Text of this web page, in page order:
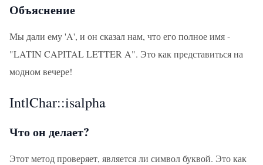
Объяснение
Мы дали ему 'A', и он сказал нам, что его полное имя -
"LATIN CAPITAL LETTER A". Это как представиться на
модном вечере!
IntlChar::isalpha
Что он делает?
Этот метод проверяет, является ли символ буквой. Это как